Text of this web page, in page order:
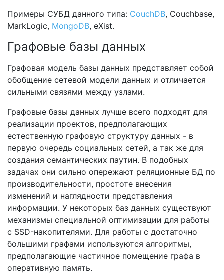
Примеры СУБД данного типа: CouchDB, Couchbase,
MarkLogic, MongoDB, eXist.
Графовые базы данных
Графовая модель базы данных представляет собой
обобщение сетевой модели данных и отличается
сильными связями между узлами.
Графовые базы данных лучше всего подходят для
реализации проектов, предполагающих
естественную графовую структуру данных - в
первую очередь социальных сетей, а так же для
создания семантических паутин. В подобных
задачах они сильно опережают реляционные БД по
производительности, простоте внесения
изменений и наглядности представления
информации. У некоторых баз данных существуют
механизмы специальной оптимизации для работы
с SSD-накопителями. Для работы с достаточно
большими графами используются алгоритмы,
предполагающие частичное помещение графа в
оперативную память.